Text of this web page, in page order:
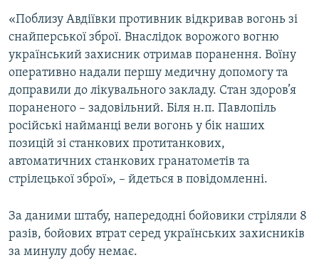
ДОЛУЧАЙСЯ!
Усі сайти RFE/RL
«Поблизу Авдіївки противник відкривав вогонь зі
снайперської зброї. Внаслідок ворожого вогню
український захисник отримав поранення. Воїну
оперативно надали першу медичну допомогу та
доправили до лікувального закладу. Стан здоров’я
пораненого – задовільний. Біля н.п. Павлопіль
російські найманці вели вогонь у бік наших
позицій зі станкових протитанкових,
автоматичних станкових гранатометів та
стрілецької зброї», – йдеться в повідомленні.
За даними штабу, напередодні бойовики стріляли 8
разів, бойових втрат серед українських захисників
за минулу добу немає.